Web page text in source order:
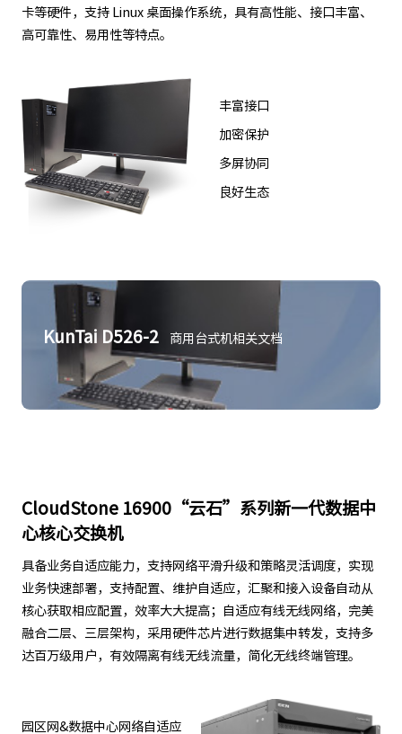
卡等硬件，支持 Linux 桌面操作系统，具有高性能、接口丰富、
高可靠性、易用性等特点。
丰富接口
加密保护
多屏协同
良好生态
KunTai D526-2 商用台式机相关文档
CloudStone 16900“云石”系列新一代数据中
心核心交换机
具备业务自适应能力，支持网络平滑升级和策略灵活调度，实现
业务快速部署，支持配置、维护自适应，汇聚和接入设备自动从
核心获取相应配置，效率大大提高；自适应有线无线网络，完美
融合二层、三层架构，采用硬件芯片进行数据集中转发，支持多
达百万级用户，有效隔离有线无线流量，简化无线终端管理。
园区网&数据中心网络自适应